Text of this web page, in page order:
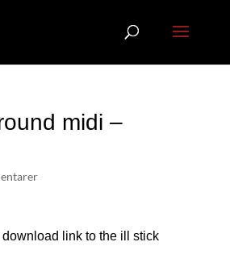
midi –
download link to the ill stick